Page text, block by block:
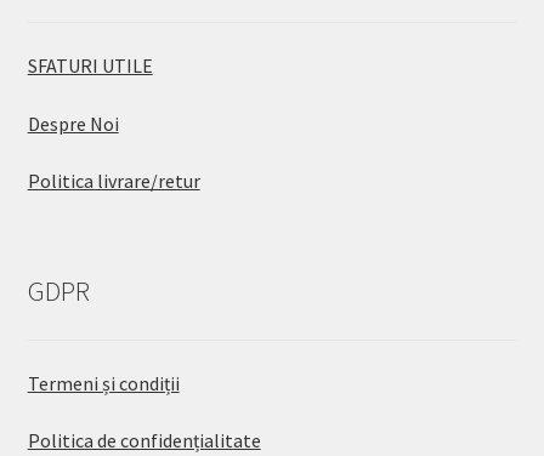
SFATURI UTILE
Despre Noi
Politica livrare/retur
GDPR
Termeni și condiții
Politica de confidențialitate